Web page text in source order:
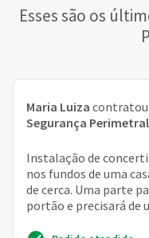
Esses são os
Maria Luiza contratou
Segurança Perimetral
Instalação de
nos fundos de uma
de cerca. Uma parte
portão e precisará de